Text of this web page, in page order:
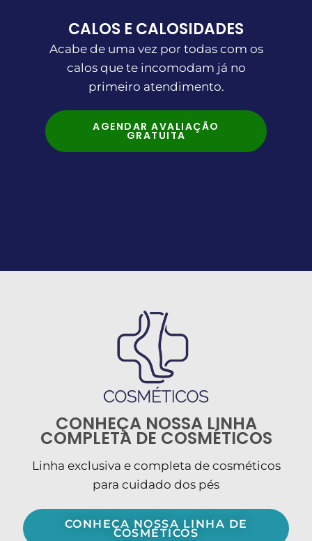
CALOS E CALOSIDADES
Acabe de uma vez por todas com os
calos que te incomodam já no
primeiro atendimento.
AGENDAR AVALIAÇÃO
GRATUITA
CONHEÇA NOSSA LINHA
COMPLETA DE COSMÉTICOS
Linha exclusiva e completa de cosméticos
para cuidado dos pés
CONHEÇA NOSSA LINHA DE
COSMÉTICOS